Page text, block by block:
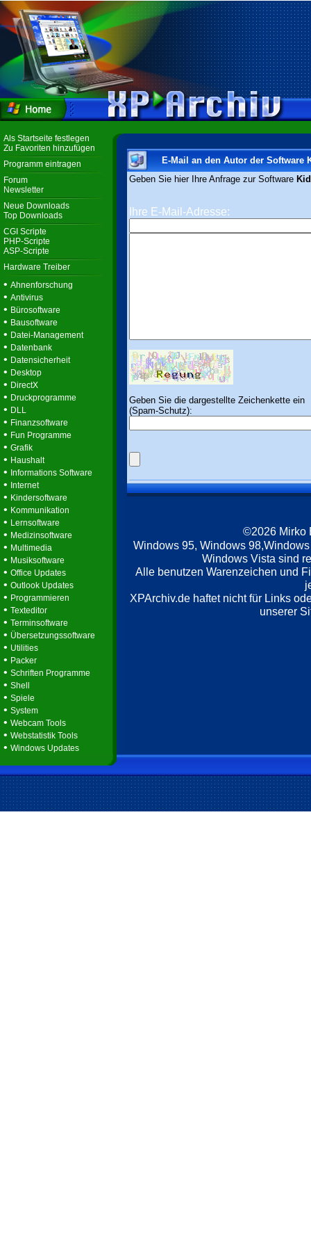
Als Startseite festlegen
Zu Favoriten hinzufügen
Programm eintragen
Forum
Newsletter
Neue Downloads
Top Downloads
CGI Scripte
PHP-Scripte
ASP-Scripte
Hardware Treiber
• Ahnenforschung
• Antivirus
• Bürosoftware
• Bausoftware
• Datei-Management
• Datenbank
• Datensicherheit
• Desktop
• DirectX
• Druckprogramme
• DLL
• Finanzsoftware
• Fun Programme
• Grafik
• Haushalt
• Informations Software
• Internet
• Kindersoftware
• Kommunikation
• Lernsoftware
• Medizinsoftware
• Multimedia
• Musiksoftware
• Office Updates
• Outlook Updates
• Programmieren
• Texteditor
• Terminsoftware
• Übersetzungssoftware
• Utilities
• Packer
• Schriften Programme
• Shell
• Spiele
• System
• Webcam Tools
• Webstatistik Tools
• Windows Updates
E-Mail an den Autor der Software
Geben Sie hier Ihre Anfrage zur Software
Ihre E-Mail-Adresse:
Geben Sie die dargestellte Zeichenkette ein
(Spam-Schutz):
©2026 Mirko
Windows 95, Windows
Windows Vista sind
Alle benutzen Warenzeichen und
XPArchiv.de haftet nicht für Links
unserer